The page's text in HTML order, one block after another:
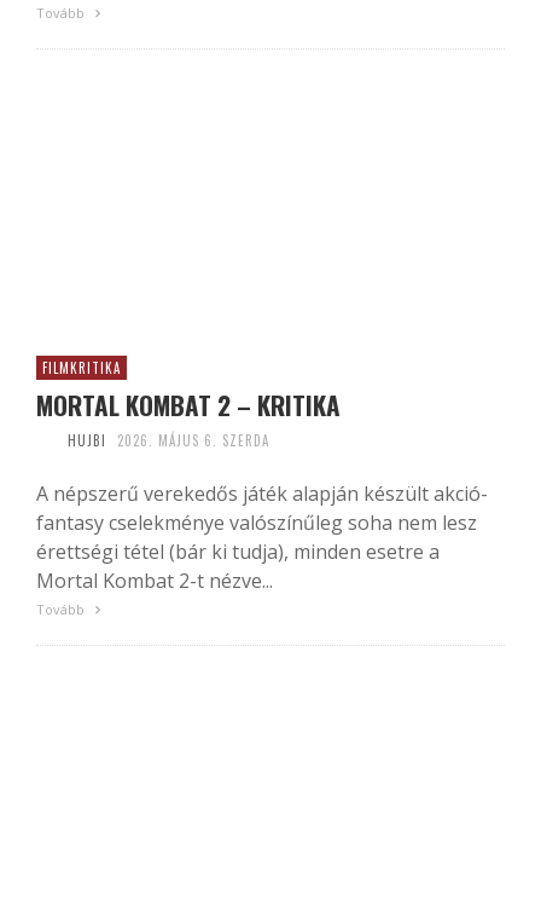
Tovább
FILMKRITIKA
MORTAL KOMBAT 2 – KRITIKA
HUJBI 2026. MÁJUS 6. SZERDA
A népszerű verekedős játék alapján készült akció-
fantasy cselekménye valószínűleg soha nem lesz
érettségi tétel (bár ki tudja), minden esetre a
Mortal Kombat 2-t nézve...
Tovább